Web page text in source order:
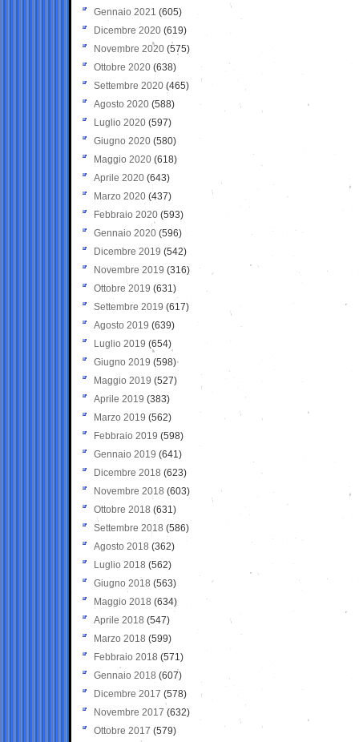
Gennaio 2021 (605)
Dicembre 2020 (619)
Novembre 2020 (575)
Ottobre 2020 (638)
Settembre 2020(465)
Agosto 2020 (588)
Luglio 2020 (597)
Giugno 2020 (580)
Maggio 2020 (618)
Aprile 2020 (643)
Marzo 2020 (437)
Febbraio 2020 (593)
Gennaio 2020 (596)
Dicembre 2019 (542)
Novembre 2019 (316)
Ottobre 2019 (631)
Settembre 2019 (617)
Agosto 2019 (639)
Luglio 2019 (654)
Giugno 2019 (598)
Maggio 2019 (527)
Aprile 2019 (383)
Marzo 2019 (562)
Febbraio 2019 (598)
Gennaio 2019 (641)
Dicembre 2018 (623)
Novembre 2018 (603)
Ottobre 2018 (631)
Settembre 2018 (586)
Agosto 2018 (362)
Luglio 2018 (562)
Giugno 2018 (563)
Maggio 2018 (634)
Aprile 2018 (547)
Marzo 2018 (599)
Febbraio 2018 (571)
Gennaio 2018 (607)
Dicembre 2017 (578)
Novembre 2017 (632)
Ottobre 2017 (579)